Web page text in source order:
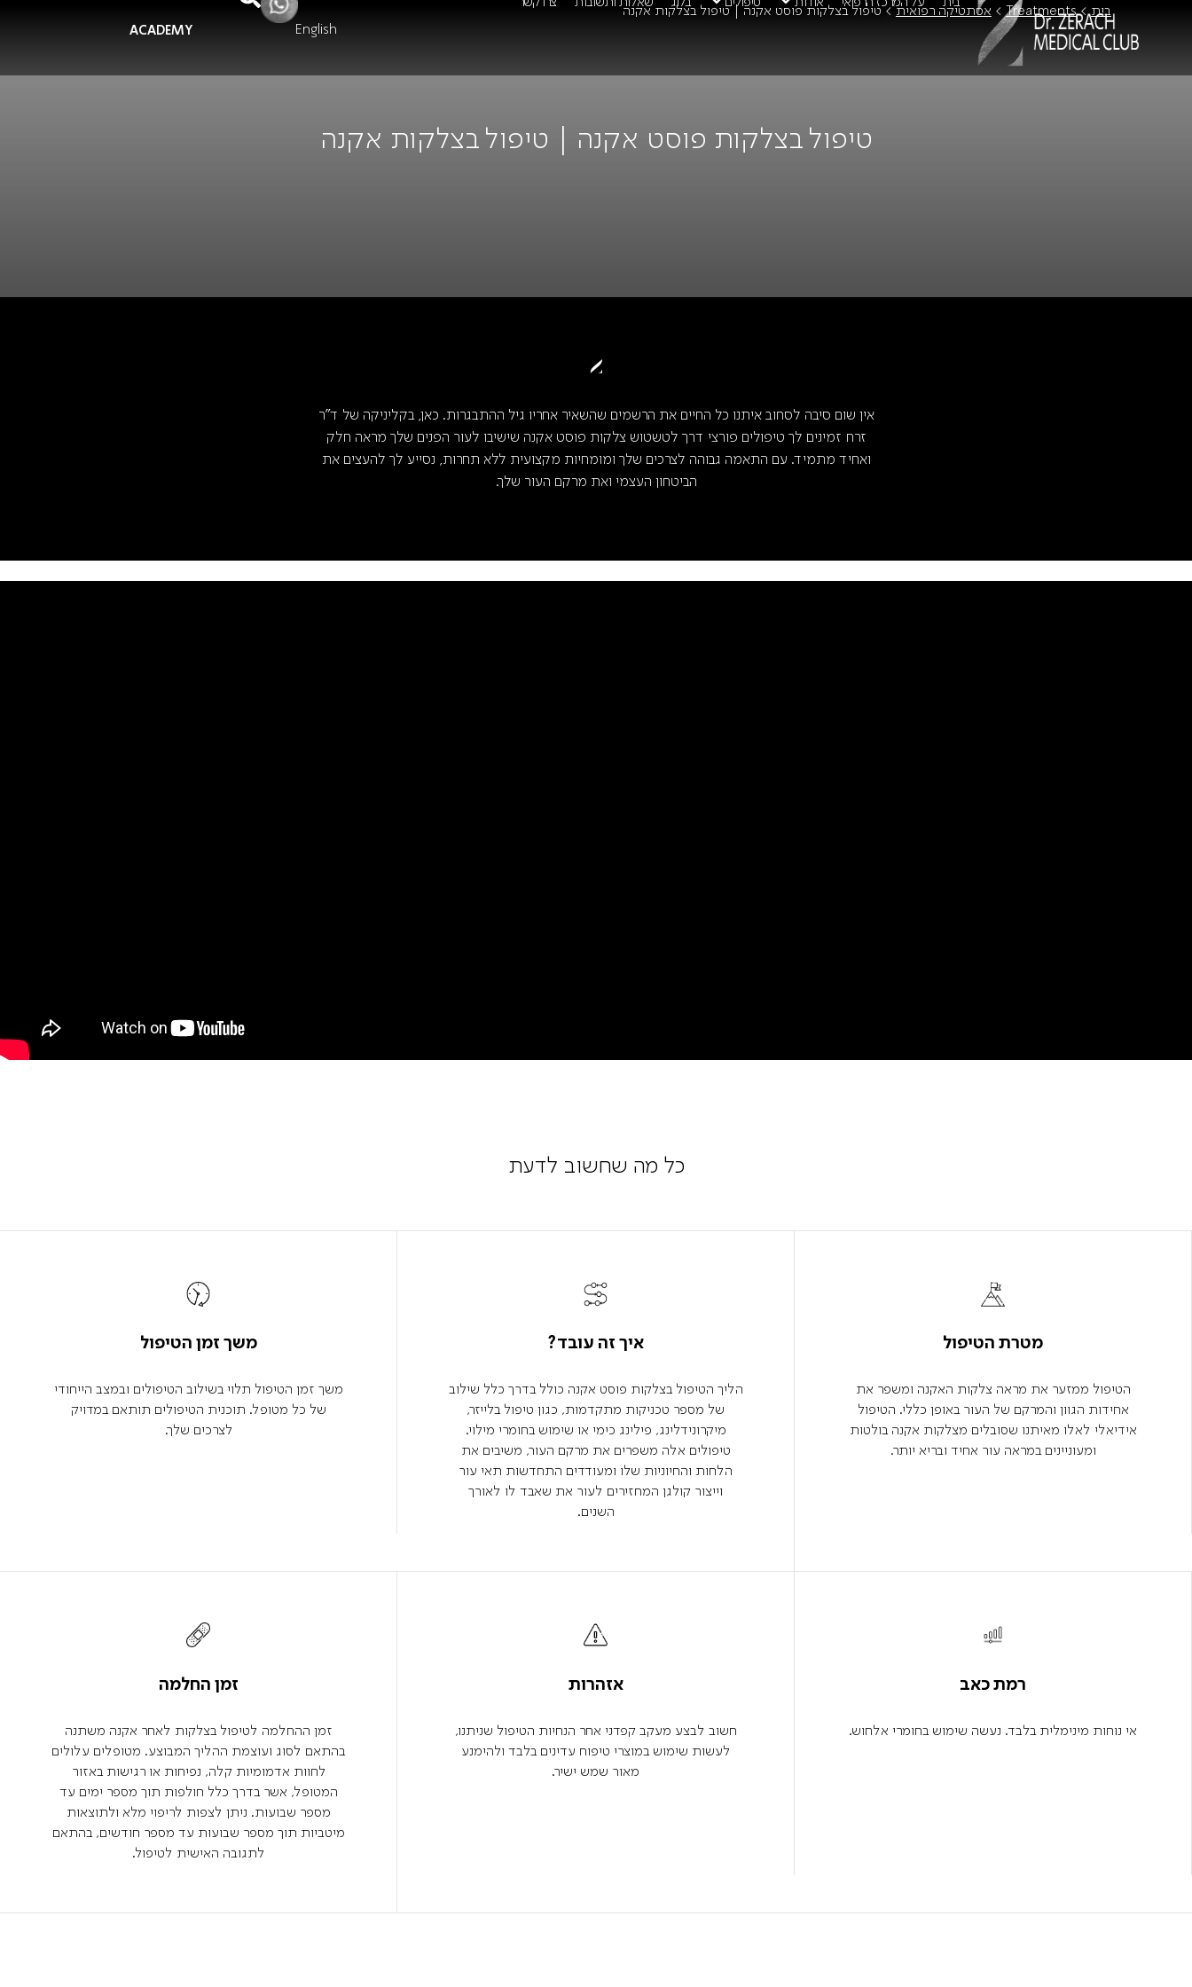
English
ACADEMY
בית>
Treatments
> אסתטיקה רפואית>טיפול בצלקות פוסט אקנה | טיפול בצלקות אקנה
טיפול בצלקות פוסט אקנה | טיפול בצלקות אקנה
אין שום סיבה לסחוב איתנו כל החיים את הרשמים שהשאיר אחריו גיל ההתבגרות. כאן, בקליניקה של ד"ר
זרח זמינים לך טיפולים פורצי דרך לטשטוש צלקות פוסט אקנה שישיבו לעור הפנים שלך מראה חלק
ואחיד מתמיד. עם התאמה גבוהה לצרכים שלך ומומחיות מקצועית ללא תחרות, נסייע לך להעצים את
הביטחון העצמי ואת מרקם העור שלך.
כל מה שחשוב לדעת
מטרת הטיפול
הטיפול ממזער את מראה צלקות האקנה ומשפר את
אחידות הגוון והמרקם של העור באופן כללי. הטיפול
אידיאלי לאלו מאיתנו שסובלים מצלקות אקנה בולטות
ומעוניינים במראה עור אחיד ובריא יותר.
איך זה עובד?
הליך הטיפול בצלקות פוסט אקנה כולל בדרך כלל שילוב
של מספר טכניקות מתקדמות, כגון טיפול בלייזר,
מיקרונידלינג, פילינג כימי או שימוש בחומרי מילוי.
טיפולים אלה משפרים את מרקם העור, משיבים את
הלחות והחיוניות שלו ומעודדים התחדשות תאי עור
וייצור קולגן המחזירים לעור את שאבד לו לאורך
השנים.
משך זמן הטיפול
משך זמן הטיפול תלוי בשילוב הטיפולים ובמצב הייחודי
של כל מטופל. תוכנית הטיפולים תותאם במדויק
לצרכים שלך.
רמת כאב
אי נוחות מינימלית בלבד. נעשה שימוש בחומרי אלחוש.
אזהרות
חשוב לבצע מעקב קפדני אחר הנחיות הטיפול שניתנו,
לעשות שימוש במוצרי טיפוח עדינים בלבד ולהימנע
מאור שמש ישיר.
זמן החלמה
זמן ההחלמה לטיפול בצלקות לאחר אקנה משתנה
בהתאם לסוג ועוצמת ההליך המבוצע. מטופלים עלולים
לחוות אדמומיות קלה, נפיחות או רגישות באזור
המטופל, אשר בדרך כלל חולפות תוך מספר ימים עד
מספר שבועות. ניתן לצפות לריפוי מלא ולתוצאות
מיטביות תוך מספר שבועות עד מספר חודשים, בהתאם
לתגובה האישית לטיפול.